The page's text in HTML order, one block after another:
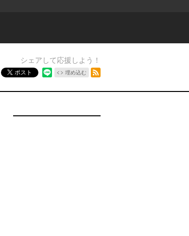
シェアして応援しよう！
ポスト 埋め込む